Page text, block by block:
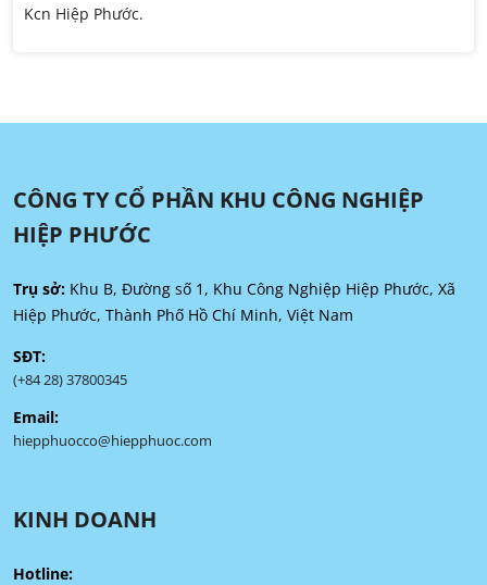
Kcn Hiệp Phước.
CÔNG TY CỔ PHẦN KHU CÔNG NGHIỆP
HIỆP PHƯỚC
Trụ sở: Khu B, Đường số 1, Khu Công Nghiệp Hiệp Phước, Xã
Hiệp Phước, Thành Phố Hồ Chí Minh, Việt Nam
SĐT:
(+84 28) 37800345
Email:
hiepphuocco@hiepphuoc.com
KINH DOANH
Hotline: